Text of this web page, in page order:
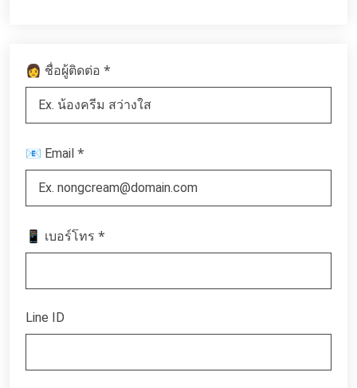
👩 ชื่อผู้ติดต่อ *
📧 Email *
📱 เบอร์โทร *
Line ID